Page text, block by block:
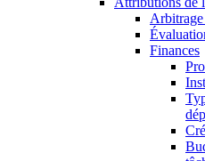
Arbitrage
Finances